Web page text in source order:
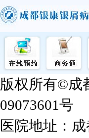
版权所有©成
09073601号
医院地址：